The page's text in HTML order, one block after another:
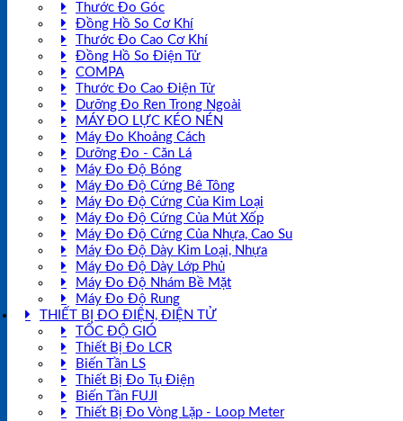
Thước Đo Góc
Đồng Hồ So Cơ Khí
Thước Đo Cao Cơ Khí
Đồng Hồ So Điện Tử
COMPA
Thước Đo Cao Điện Tử
Dưỡng Đo Ren Trong Ngoài
MÁY ĐO LỰC KÉO NÉN
Máy Đo Khoảng Cách
Dưỡng Đo - Căn Lá
Máy Đo Độ Bóng
Máy Đo Độ Cứng Bê Tông
Máy Đo Độ Cứng Của Kim Loại
Máy Đo Độ Cứng Của Mút Xốp
Máy Đo Độ Cứng Của Nhựa, Cao Su
Máy Đo Độ Dày Kim Loại, Nhựa
Máy Đo Độ Dày Lớp Phủ
Máy Đo Độ Nhám Bề Mặt
Máy Đo Độ Rung
THIẾT BỊ ĐO ĐIỆN, ĐIỆN TỬ
TỐC ĐỘ GIÓ
Thiết Bị Đo LCR
Biến Tần LS
Thiết Bị Đo Tụ Điện
Biến Tần FUJI
Thiết Bị Đo Vòng Lặp - Loop Meter